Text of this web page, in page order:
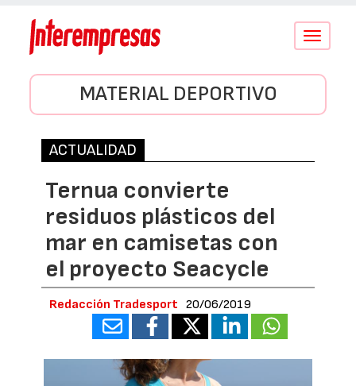
Conmutar
MATERIAL DEPORTIVO
ACTUALIDAD
Ternua convierte
residuos plásticos del
mar en camisetas con
el proyecto Seacycle
Redacción Tradesport 20/06/2019